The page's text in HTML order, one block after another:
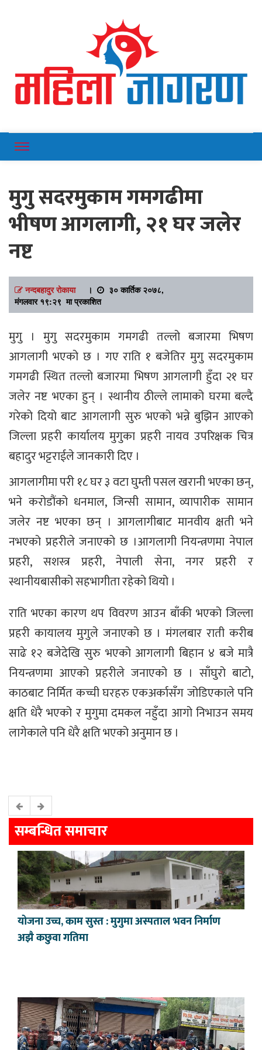
Mahilajagaran
मुगु सदरमुकाम गमगढीमा
भीषण आगलागी, २१ घर जलेर
नष्ट
नन्दबहादुर रोकाया।
३० कार्तिक २०७८,
मंगलवार १९:२९ मा प्रकाशित
मुगु । मुगु सदरमुकाम गमगढी तल्लो बजारमा भिषण
आगलागी भएको छ । गए राति १ बजेतिर मुगु सदरमुकाम
गमगढी स्थित तल्लो बजारमा भिषण आगलागी हुँदा २१ घर
जलेर नष्ट भएका हुन् । स्थानीय ठील्ले लामाको घरमा बल्दै
गरेको दियो बाट आगलागी सुरु भएको भन्ने बुझिन आएको
जिल्ला प्रहरी कार्यालय मुगुका प्रहरी नायव उपरिक्षक चित्र
बहादुर भट्टराईले जानकारी दिए ।
आगलागीमा परी १८ घर ३ वटा घुम्ती पसल खरानी भएका छन्,
भने करोडौंको धनमाल, जिन्सी सामान, व्यापारीक सामान
जलेर नष्ट भएका छन् । आगलागीबाट मानवीय क्षती भने
नभएको प्रहरीले जनाएको छ ।आगलागी नियन्त्रणमा नेपाल
प्रहरी, सशस्त्र प्रहरी, नेपाली सेना, नगर प्रहरी र
स्थानीयबासीको सहभागीता रहेको थियो ।
राति भएका कारण थप विवरण आउन बाँकी भएको जिल्ला
प्रहरी कायालय मुगुले जनाएको छ । मंगलबार राती करीब
साढे १२ बजेदेखि सुरु भएको आगलागी बिहान ४ बजे मात्रै
नियन्त्रणमा आएको प्रहरीले जनाएको छ । साँघुरो बाटो,
काठबाट निर्मित कच्ची घरहरु एकअर्कासँग जोडिएकाले पनि
क्षति धेरै भएको र मुगुमा दमकल नहुँदा आगो निभाउन समय
लागेकाले पनि धेरै क्षति भएको अनुमान छ ।
सम्बन्धित समाचार
योजना उच्च, काम सुस्त : मुगुमा अस्पताल भवन निर्माण
अझै कछुवा गतिमा